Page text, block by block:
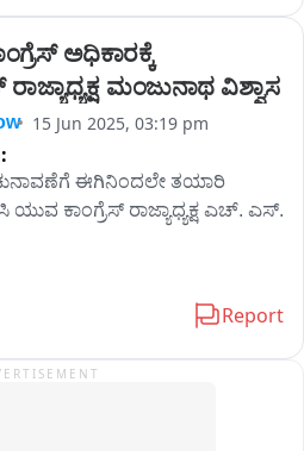
ಅಧಿಕಾರಕ್ಕೆ
ಮಂಜುನಾಥ ವಿಶ್ವಾಸ
15 Jun 2025, 03:19 pm
ಈಗಿನಿಂದಲೇ ತಯಾರಿ
ಕಾಂಗ್ರೆಸ್ ರಾಜ್ಯಾಧ್ಯಕ್ಷ ಎಚ್. ಎಸ್.
ನಂತರ ಉತ್ತರ ಕರ್ನಾಟಕ
ಪಕ್ಷದ ಕಾರ್ಯಕರ್ತರಲ್ಲಿ ಉತ್ಸಾಹ,
ಕಾಂಗ್ರೆಸ್ ಸರ್ಕಾರ ಅಧಿಕಾರಕ್ಕೆ ಬಂದ
Report